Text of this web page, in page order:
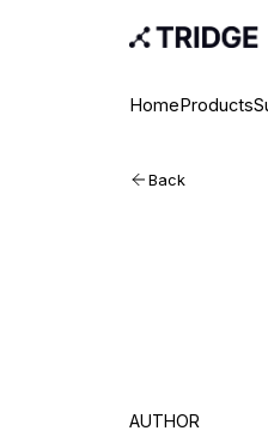
HomeProducts
Back
AUTHOR